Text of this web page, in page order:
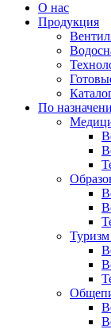
О нас
Продукция
По